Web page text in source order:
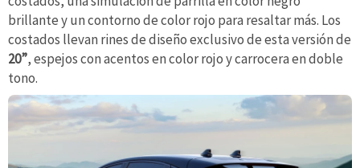
brillante y un contorno de color rojo para resaltar más. Los
costados llevan rines de diseño exclusivo de esta versión de
20”, espejos con acentos en color rojo y carrocera en doble
tono.